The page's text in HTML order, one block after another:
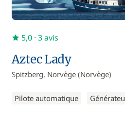
Aztec Lady
Spitzberg, Norvège (Norvège)
Pilote automatique
5,0 · 3 avis